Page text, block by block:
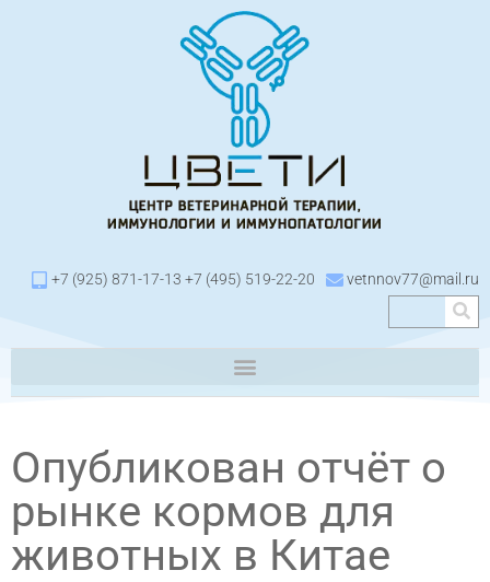
+7 (925) 871-17-13 +7 (495) 519-22-20 vetnnov77@mail.ru
Опубликован отчёт о
рынке кормов для
животных в Китае